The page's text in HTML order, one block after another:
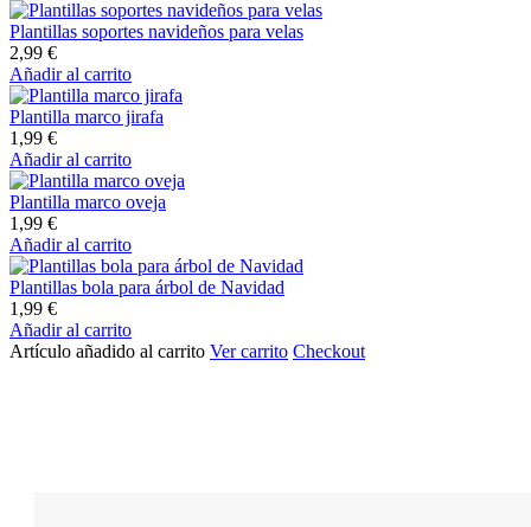
Plantillas soportes navideños para velas
2,99 €
Añadir al carrito
Plantilla marco jirafa
1,99 €
Añadir al carrito
Plantilla marco oveja
1,99 €
Añadir al carrito
Plantillas bola para árbol de Navidad
1,99 €
Añadir al carrito
Artículo añadido al carrito Ver carrito Checkout